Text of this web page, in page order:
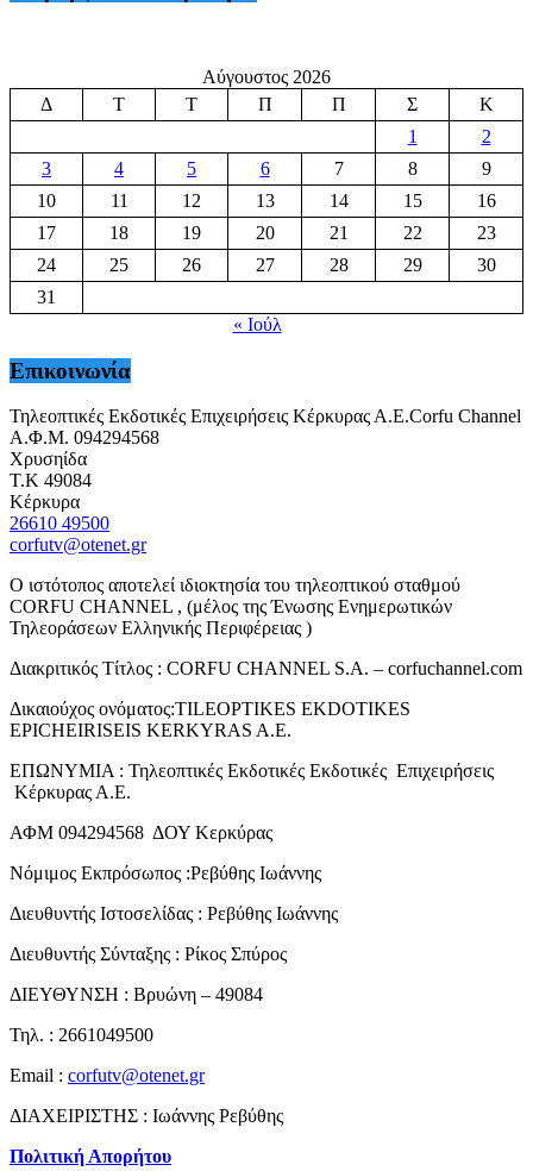
Αύγουστος 2026
Δ
Τ Τ Π Π Σ
Κ
1
2
3
4 5 6 7 8
9
10
11 12 13 14 15
16
17
18 19 20 21 22
23
24
25 26 27 28 29
30
31
« Ιούλ
Επικοινωνία
Τηλεοπτικές Εκδοτικές Επιχειρήσεις Κέρκυρας Α.Ε.Corfu Channel
Α.Φ.Μ. 094294568
Χρυσηίδα
Τ.Κ 49084
Κέρκυρα
26610 49500
corfutv@otenet.gr
Ο ιστότοπος αποτελεί ιδιοκτησία του τηλεοπτικού σταθμού
CORFU CHANNEL , (μέλος της Ένωσης Ενημερωτικών
Τηλεοράσεων Ελληνικής Περιφέρειας )
Διακριτικός Τίτλος : CORFU CHANNEL S.A. – corfuchannel.com
Δικαιούχος ονόματος:TILEOPTIKES EKDOTIKES
EPICHEIRISEIS KERKYRAS A.E.
ΕΠΩΝΥΜΙΑ : Τηλεοπτικές Εκδοτικές Εκδοτικές Επιχειρήσεις
Κέρκυρας Α.Ε.
ΑΦΜ 094294568 ΔΟΥ Κερκύρας
Νόμιμος Εκπρόσωπος :Ρεβύθης Ιωάννης
Διευθυντής Ιστοσελίδας : Ρεβύθης Ιωάννης
Διευθυντής Σύνταξης : Ρίκος Σπύρος
ΔΙΕΥΘΥΝΣΗ : Βρυώνη – 49084
Τηλ. : 2661049500
Email : corfutv@otenet.gr
ΔΙΑΧΕΙΡΙΣΤΗΣ : Ιωάννης Ρεβύθης
Πολιτική Απορήτου